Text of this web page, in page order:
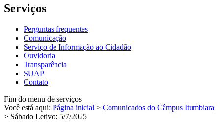
Serviços
Perguntas frequentes
Comunicação
Serviço de Informação ao Cidadão
Ouvidoria
Transparência
SUAP
Contato
Fim do menu de serviços
Você está aqui: Página inicial > Comunicados do Câmpus Itumbiara
> Sábado Letivo: 5/7/2025